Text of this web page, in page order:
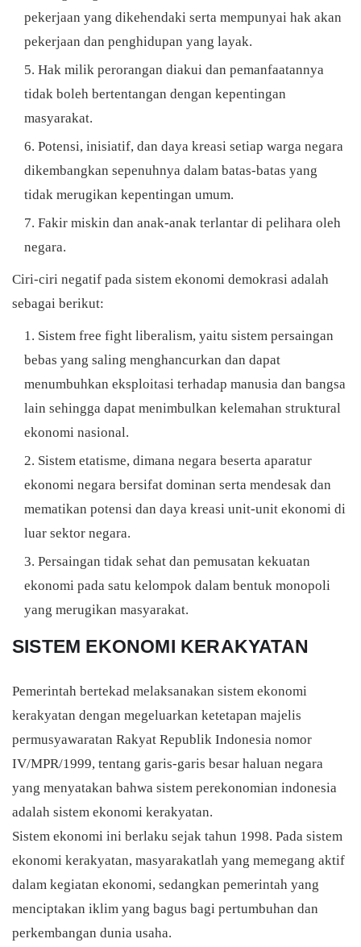
pekerjaan yang dikehendaki serta mempunyai hak akan
pekerjaan dan penghidupan yang layak.
Hak milik perorangan diakui dan pemanfaatannya
tidak boleh bertentangan dengan kepentingan
masyarakat.
Potensi, inisiatif, dan daya kreasi setiap warga negara
dikembangkan sepenuhnya dalam batas-batas yang
tidak merugikan kepentingan umum.
Fakir miskin dan anak-anak terlantar di pelihara oleh
negara.
Ciri-ciri negatif pada sistem ekonomi demokrasi adalah
sebagai berikut:
Sistem free fight liberalism, yaitu sistem persaingan
bebas yang saling menghancurkan dan dapat
menumbuhkan eksploitasi terhadap manusia dan bangsa
lain sehingga dapat menimbulkan kelemahan struktural
ekonomi nasional.
Sistem etatisme, dimana negara beserta aparatur
ekonomi negara bersifat dominan serta mendesak dan
mematikan potensi dan daya kreasi unit-unit ekonomi di
luar sektor negara.
Persaingan tidak sehat dan pemusatan kekuatan
ekonomi pada satu kelompok dalam bentuk monopoli
yang merugikan masyarakat.
SISTEM EKONOMI KERAKYATAN
Pemerintah bertekad melaksanakan sistem ekonomi
kerakyatan dengan megeluarkan ketetapan majelis
permusyawaratan Rakyat Republik Indonesia nomor
IV/MPR/1999, tentang garis-garis besar haluan negara
yang menyatakan bahwa sistem perekonomian indonesia
adalah sistem ekonomi kerakyatan.
Sistem ekonomi ini berlaku sejak tahun 1998. Pada sistem
ekonomi kerakyatan, masyarakatlah yang memegang aktif
dalam kegiatan ekonomi, sedangkan pemerintah yang
menciptakan iklim yang bagus bagi pertumbuhan dan
perkembangan dunia usaha.